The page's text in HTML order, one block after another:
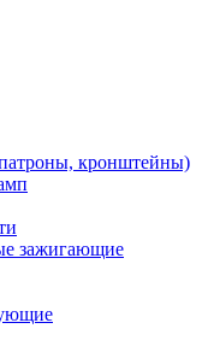
кронштейны)
зажигающие